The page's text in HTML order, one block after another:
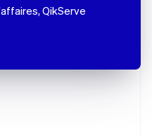
QikServe